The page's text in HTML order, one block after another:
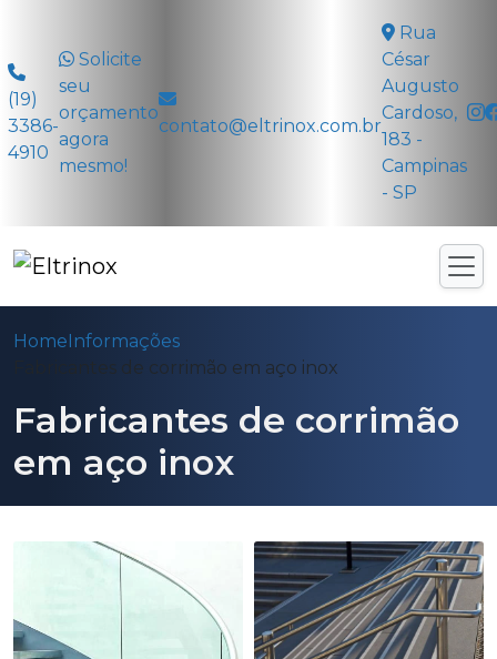
(19)
3386-
4910
Solicite
seu
orçamento
agora
mesmo!
contato@eltrinox.com.br
Rua
César
Augusto
Cardoso,
183 -
Campinas
- SP
HomeInformações
Fabricantes de corrimão em aço inox
Fabricantes de corrimão
em aço inox